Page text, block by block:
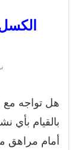
هل تواجه مع
بالقيام بأي
أمام مراهق